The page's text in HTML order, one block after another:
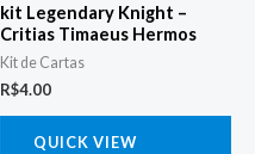
kit Legendary Knight –
Critias Timaeus Hermos
Kit de Cartas
R$4.00
QUICK VIEW